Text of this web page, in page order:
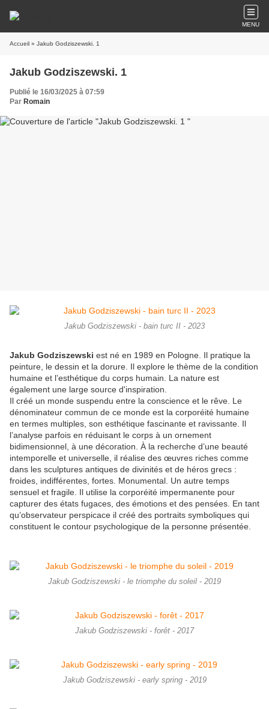
MENU
Accueil » Jakub Godziszewski. 1
Jakub Godziszewski. 1
Publié le 16/03/2025 à 07:59
Par Romain
Jakub Godziszewski - bain turc II - 2023
Jakub Godziszewski est né en 1989 en Pologne. Il pratique la
peinture, le dessin et la dorure. Il explore le thème de la condition
humaine et l’esthétique du corps humain. La nature est
également une large source d'inspiration.
Il créé un monde suspendu entre la conscience et le rêve. Le
dénominateur commun de ce monde est la corporéité humaine
en termes multiples, son esthétique fascinante et ravissante. Il
l’analyse parfois en réduisant le corps à un ornement
bidimensionnel, à une décoration. À la recherche d’une beauté
intemporelle et universelle, il réalise des œuvres riches comme
dans les sculptures antiques de divinités et de héros grecs :
froides, indifférentes, fortes. Monumental. Un autre temps
sensuel et fragile. Il utilise la corporéité impermanente pour
capturer des états fugaces, des émotions et des pensées. En tant
qu’observateur perspicace il créé des portraits symboliques qui
constituent le contour psychologique de la personne présentée.
Jakub Godziszewski - le triomphe du soleil - 2019
Jakub Godziszewski - forêt - 2017
Jakub Godziszewski - early spring - 2019